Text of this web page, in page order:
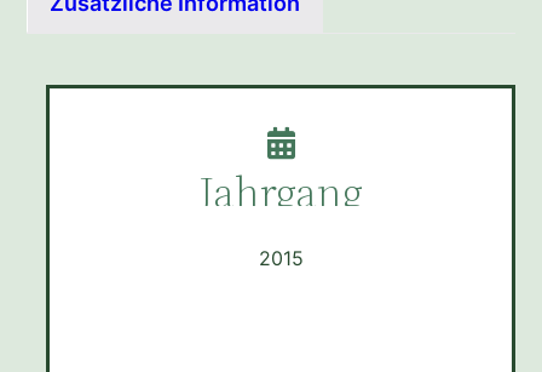
Jahrgang
2015